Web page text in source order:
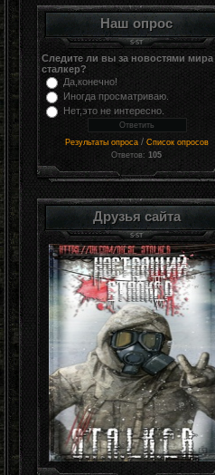
Наш опрос
Следите ли вы за новостями мира
сталкер?
Да,конечно!
Иногда просматриваю.
Нет,это не интересно.
Результаты опроса / Список опросов
Ответов:105
Друзья сайта